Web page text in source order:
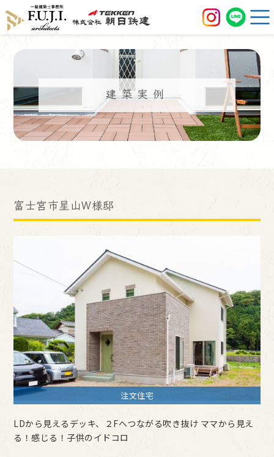
建築実例
富士宮市星山W様邸
注文住宅
LDから見えるデッキ、２Fへつながる吹き抜け ママから見え
る！感じる！子供のイドコロ